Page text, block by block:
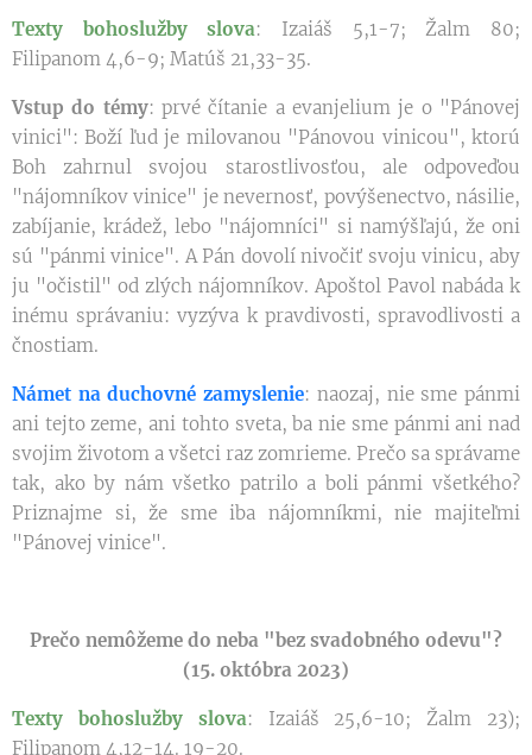
Texty bohoslužby slova: Izaiáš 5,1-7; Žalm 80;
Filipanom 4,6-9; Matúš 21,33-35.
Vstup do témy: prvé čítanie a evanjelium je o "Pánovej
vinici": Boží ľud je milovanou "Pánovou vinicou", ktorú
Boh zahrnul svojou starostlivosťou, ale odpoveďou
"nájomníkov vinice" je nevernosť, povýšenectvo, násilie,
zabíjanie, krádež, lebo "nájomníci" si namýšľajú, že oni
sú "pánmi vinice". A Pán dovolí nivočiť svoju vinicu, aby
ju "očistil" od zlých nájomníkov. Apoštol Pavol nabáda k
inému správaniu: vyzýva k pravdivosti, spravodlivosti a
čnostiam.
Námet na duchovné zamyslenie: naozaj, nie sme pánmi
ani tejto zeme, ani tohto sveta, ba nie sme pánmi ani nad
svojim životom a všetci raz zomrieme. Prečo sa správame
tak, ako by nám všetko patrilo a boli pánmi všetkého?
Priznajme si, že sme iba nájomníkmi, nie majiteľmi
"Pánovej vinice".
Prečo nemôžeme do neba "bez svadobného odevu"?
(15. októbra 2023)
Texty bohoslužby slova: Izaiáš 25,6-10; Žalm 23);
Filipanom 4,12-14. 19-20.